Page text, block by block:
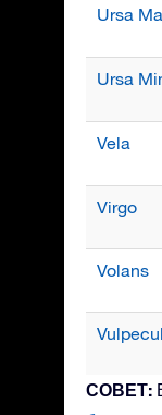
Ursa
Ursa
Vela
Virgo
Volans
СОВЕТ: